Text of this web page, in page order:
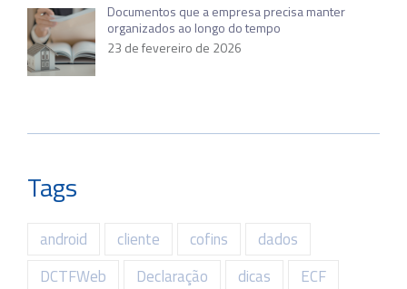
Documentos que a empresa precisa manter
organizados ao longo do tempo
23 de fevereiro de 2026
Tags
android cliente cofins
dados
DCTFWeb
Declaração dicas
ECF